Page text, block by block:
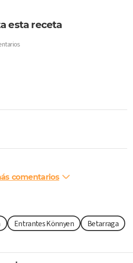
esta receta
comentarios
Entrantes Könnyen
Betarraga